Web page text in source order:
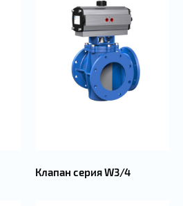
Клапан серия W3/4